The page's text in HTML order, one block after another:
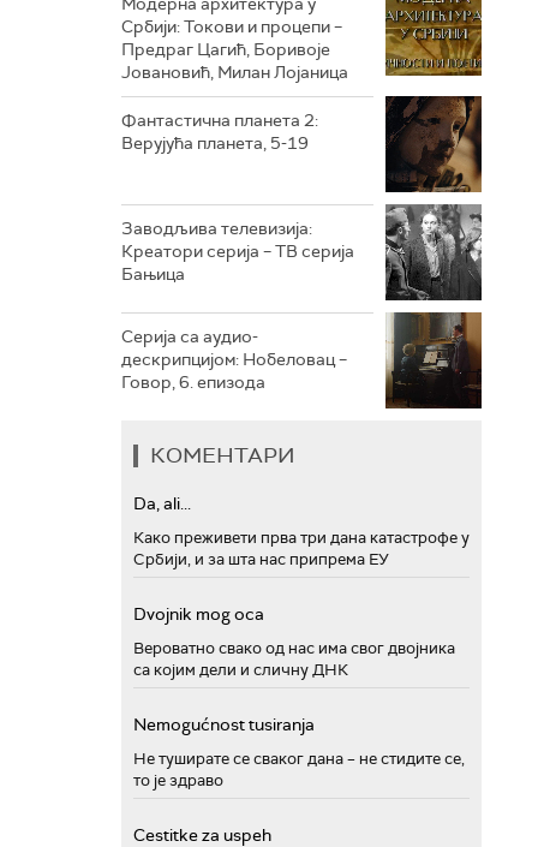
РТС ТРЕЗОР
РТС МУЗИКА
РТС ПОЛЕТАРАЦ
Србији: Токови и процепи –
Предраг Цагић, Боривоје
Јовановић, Милан Лојаница
Фантастична планета 2:
Верујућа планета, 5-19
Заводљива телевизија:
Креатори серија – ТВ серија
Бањица
Серија са аудио-
дескрипцијом: Нобеловац –
Говор, 6. епизода
КОМЕНТАРИ
Da, ali...
Како преживети прва три дана катастрофе у
Србији, и за шта нас припрема ЕУ
Dvojnik mog oca
Вероватно свако од нас има свог двојника
са којим дели и сличну ДНК
Nemogućnost tusiranja
Не туширате се сваког дана – не стидите се,
то је здраво
Cestitke za uspeh